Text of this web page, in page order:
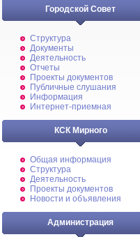
Городской Совет
Структура
Документы
Деятельность
Отчеты
Проекты документов
Публичные слушания
Информация
Интернет-приемная
КСК Мирного
Общая информация
Структура
Деятельность
Проекты документов
Новости и объявления
Администрация